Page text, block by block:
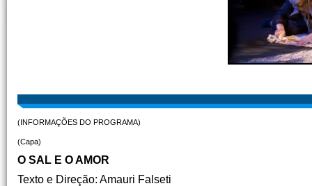
(INFORMAÇÕES DO PROGRAMA)
(Capa)
O SAL E O AMOR
Texto e Direção: Amauri Falseti